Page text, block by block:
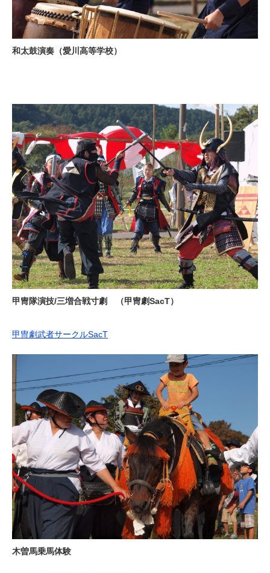
和太鼓演奏（愛川高等学校）
甲冑隊演技/三増合戦寸劇 （甲冑劇SacT）
甲冑劇武者サークルSacT
木曽馬乗馬体験